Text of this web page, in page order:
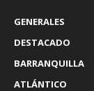
GENERALES
DESTACADO
BARRANQUILLA
ATLÁNTICO